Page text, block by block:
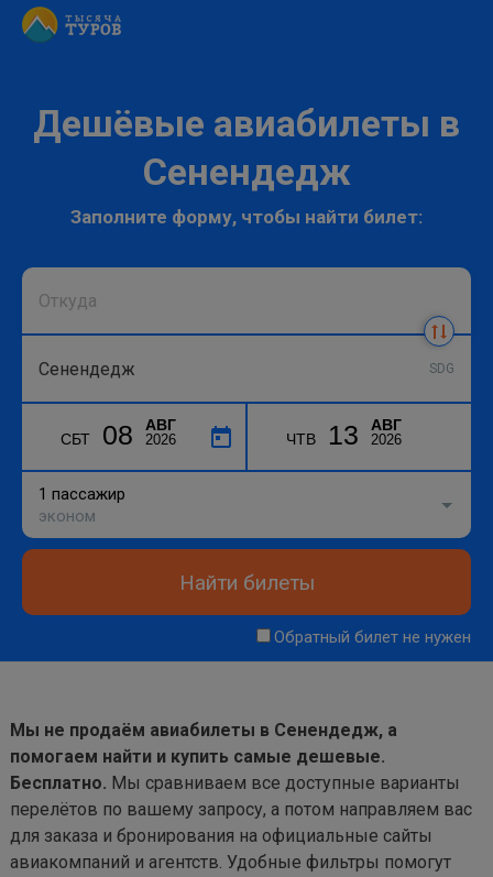
Дешёвые авиабилеты в
Сенендедж
Заполните форму, чтобы найти билет:
SDG
СБТ 08 АВГ
2026 ЧТВ 13 АВГ
2026
1 пассажир
эконом
Найти билеты
Обратный билет не нужен
Мы не продаём авиабилеты в Сенендедж, а
помогаем найти и купить самые дешевые.
Бесплатно. Мы сравниваем все доступные варианты
перелётов по вашему запросу, а потом направляем вас
для заказа и бронирования на официальные сайты
авиакомпаний и агентств. Удобные фильтры помогут